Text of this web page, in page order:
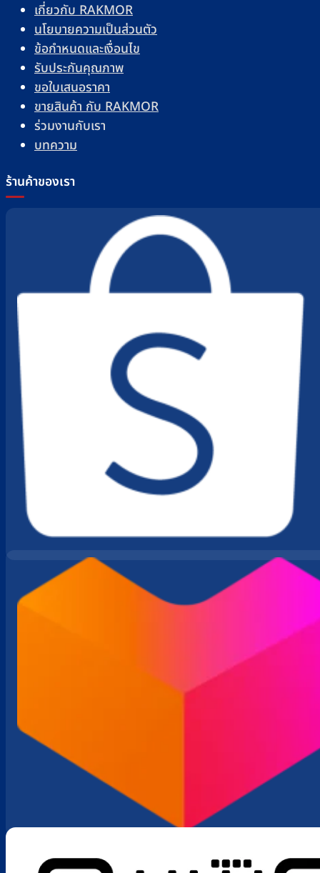
เกี่ยวกับ RAKMOR
นโยบายความเป็นส่วนตัว
ข้อกำหนดและเงื่อนไข
รับประกันคุณภาพ
ขอใบเสนอราคา
ขายสินค้า กับ RAKMOR
ร่วมงานกับเรา
บทความ
ร้านค้าของเรา